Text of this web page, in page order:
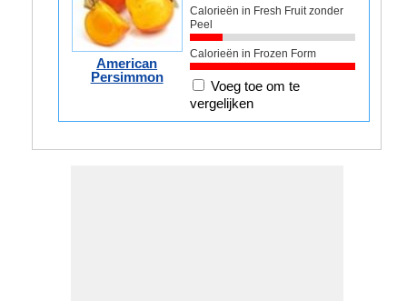
American
Persimmon
Calorieën in Fresh Fruit zonder
Peel
Calorieën in Frozen Form
Voeg toe om te
vergelijken